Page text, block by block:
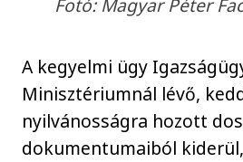
A kegyelmi ügy
Minisztériumnál lévő,
nyilvánosságra hozott
dokumentumaiból